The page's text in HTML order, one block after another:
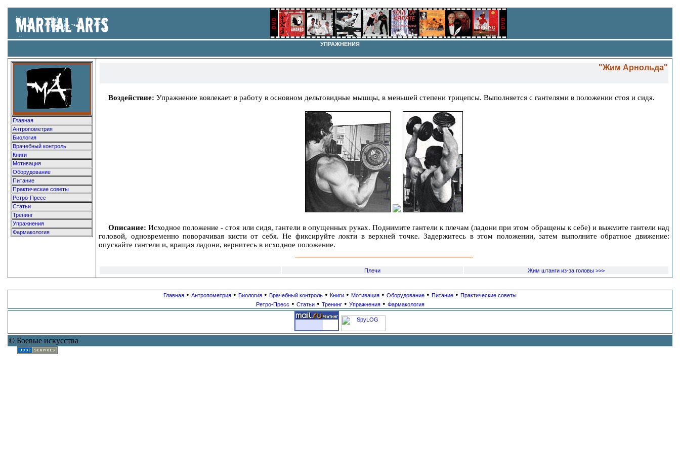
УПРАЖНЕНИЯ
Главная
Антропометрия
Биология
Врачебный контроль
Книги
Мотивация
Оборудование
Питание
Практические советы
Ретро-Пресс
Статьи
Тренинг
Упражнения
Фармакология
"Жим Арнольда"
Воздействие: Упражнение вовлекает в работу в основном дельтовидные мышцы, в меньшей степени трицепсы. Выполняется с гантелями в положении стоя и сидя.
Описание: Исходное положение - стоя или сидя, гантели в опущенных руках. Поднимите гантели к плечам (ладони при этом обращены к себе) и выжмите гантели над
головой, одновременно поворачивая кисти от себя. Не фиксируйте локти в верхней точке. Задержитесь в этом положении, затем выполните обратное движение:
опускайте гантели и, вращая ладони, вернитесь в исходное положение.
Плечи Жим штанги из-за головы >>>
Главная • Антропометрия • Биология • Врачебный контроль • Книги • Мотивация • Оборудование • Питание • Практические советы
Ретро-Пресс • Статьи• Тренинг• Упражнения• Фармакология
© Боевые искусства